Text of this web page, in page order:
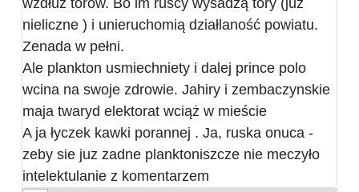
wzdłuz torów. Bo im ruscy wysadzą tory (juz
nieliczne ) i unieruchomią działlaność powiatu.
Zenada w pełni.
Ale plankton usmiechniety i dalej prince polo
wcina na swoje zdrowie. Jahiry i zembaczynskie
maja twaryd elektorat wciąż w mieście
A ja łyczek kawki porannej . Ja, ruska onuca -
zeby sie juz zadne planktoniszcze nie meczyło
intelektulanie z komentarzem